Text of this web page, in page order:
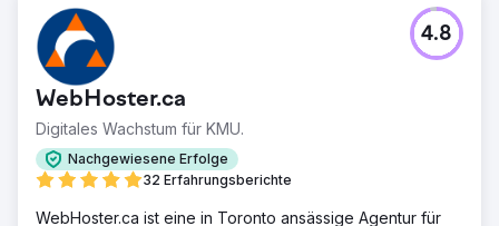
WebHoster.ca
Digitales Wachstum für KMU.
Nachgewiesene Erfolge
32 Erfahrungsberichte
4.8
WebHoster.ca ist eine in Toronto ansässige Agentur für